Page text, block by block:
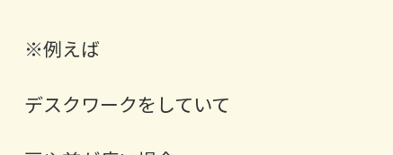
※例えば
デスクワークをしていて